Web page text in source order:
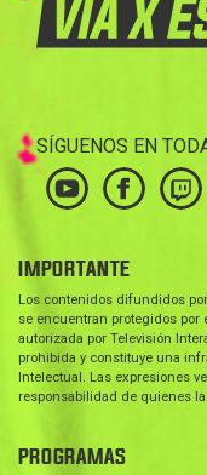
SÍGUENOS EN
IMPORTANTE
Los contenidos difundidos
se encuentran protegidos
autorizada por Televisión
prohibida y constituye una
Intelectual. Las expresiones
responsabilidad de quienes
PROGRAMAS